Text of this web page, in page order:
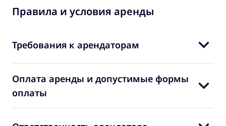
Правила и условия аренды
Требования к арендаторам
Оплата аренды и допустимые формы
оплаты